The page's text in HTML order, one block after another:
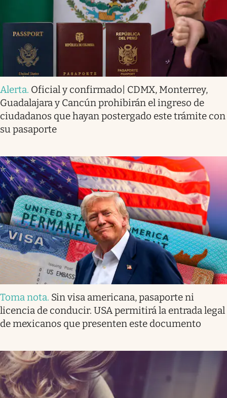
Alerta. Oficial y confirmado| CDMX, Monterrey,
Guadalajara y Cancún prohibirán el ingreso de
ciudadanos que hayan postergado este trámite con
su pasaporte
Toma nota. Sin visa americana, pasaporte ni
licencia de conducir. USA permitirá la entrada legal
de mexicanos que presenten este documento